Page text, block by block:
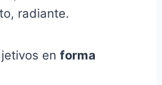
radiante.
en forma